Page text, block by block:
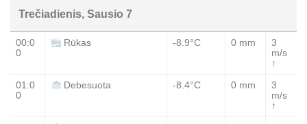
Trečiadienis, Sausio 7
00:0
0
Rūkas -8.9°C 0 mm
3
m/s
↑
01:0
0
Debesuota -8.4°C 0 mm
3
m/s
↑